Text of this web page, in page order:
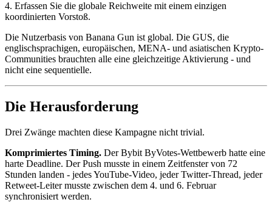
4. Erfassen Sie die globale Reichweite mit einem einzigen
koordinierten Vorstoß.
Die Nutzerbasis von Banana Gun ist global. Die GUS, die
englischsprachigen, europäischen, MENA- und asiatischen Krypto-
Communities brauchten alle eine gleichzeitige Aktivierung - und
nicht eine sequentielle.
Die Herausforderung
Drei Zwänge machten diese Kampagne nicht trivial.
Komprimiertes Timing. Der Bybit ByVotes-Wettbewerb hatte eine
harte Deadline. Der Push musste in einem Zeitfenster von 72
Stunden landen - jedes YouTube-Video, jeder Twitter-Thread, jeder
Retweet-Leiter musste zwischen dem 4. und 6. Februar
synchronisiert werden.